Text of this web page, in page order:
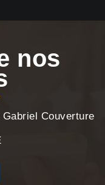
nos
Couverture